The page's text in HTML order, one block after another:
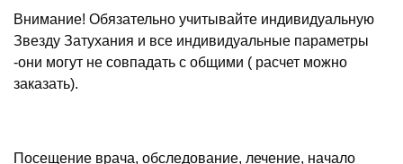
Внимание! Обязательно учитывайте индивидуальную
Звезду Затухания и все индивидуальные параметры
-они могут не совпадать с общими ( расчет можно
заказать).
Посещение врача, обследование, лечение, начало